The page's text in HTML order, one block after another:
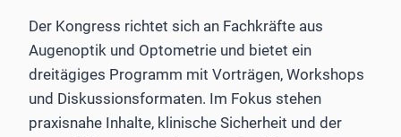
Der Kongress richtet sich an Fachkräfte aus
Augenoptik und Optometrie und bietet ein
dreitägiges Programm mit Vorträgen, Workshops
und Diskussionsformaten. Im Fokus stehen
praxisnahe Inhalte, klinische Sicherheit und der